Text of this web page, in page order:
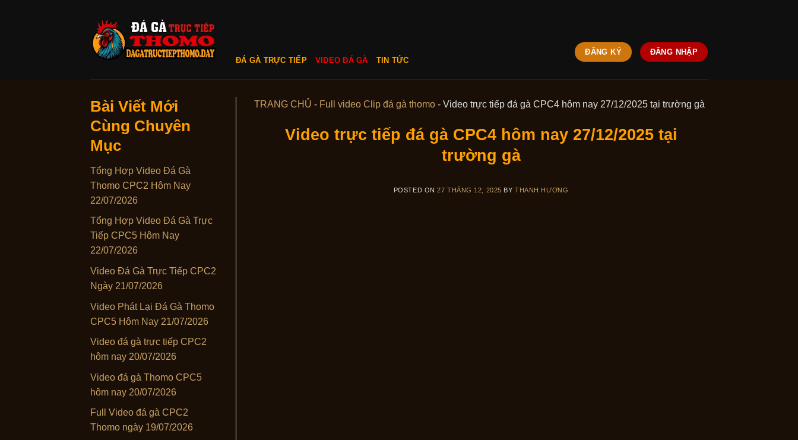
ĐÁ GÀ TRỰC TIẾP VIDEO ĐÁ GÀ TIN TỨC
ĐĂNG KÝ ĐĂNG NHẬP
Bài Viết Mới
Cùng Chuyên
Mục
Tổng Hợp Video Đá Gà
Thomo CPC2 Hôm Nay
22/07/2026
Tổng Hợp Video Đá Gà Trực
Tiếp CPC5 Hôm Nay
22/07/2026
Video Đá Gà Trực Tiếp CPC2
Ngày 21/07/2026
Video Phát Lại Đá Gà Thomo
CPC5 Hôm Nay 21/07/2026
Video đá gà trực tiếp CPC2
hôm nay 20/07/2026
Video đá gà Thomo CPC5
hôm nay 20/07/2026
Full Video đá gà CPC2
Thomo ngày 19/07/2026
TRANG CHỦ - Full video Clip đá gà thomo - Video trực tiếp đá gà CPC4 hôm nay 27/12/2025 tại trường gà
Video trực tiếp đá gà CPC4 hôm nay 27/12/2025 tại
trường gà
POSTED ON27 THÁNG 12, 2025 BYTHANH HƯƠNG